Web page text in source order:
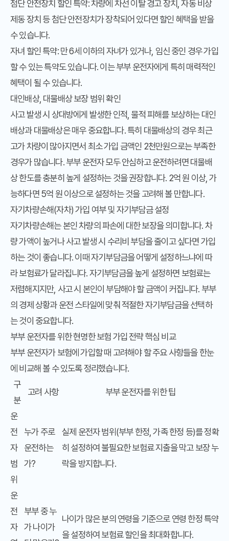
첨단 안전장치 할인 특약:차량에 차선 이탈 경고 장치, 자동 비상
제동 장치 등 첨단 안전장치가 장착되어 있다면 할인 혜택을 받을
수 있습니다.
자녀 할인 특약:만 6세 이하의 자녀가 있거나, 임신 중인 경우 가입
할 수 있는 특약도 있습니다. 이는 부부 운전자에게 특히 매력적인
혜택이 될 수 있습니다.
대인배상, 대물배상 보장 범위 확인
사고 발생 시 상대방에게 발생한 인적, 물적 피해를 보상하는 대인
배상과 대물배상은 매우 중요합니다. 특히 대물배상의 경우 최근
고가 차량이 많아지면서 최소 가입 금액인 2천만원으로는 부족한
경우가 많습니다. 부부 운전자 모두 안심하고 운전하려면 대물배
상 한도를 충분히 높게 설정하는 것을 권장합니다. 2억 원 이상, 가
능하다면 5억 원 이상으로 설정하는 것을 고려해 볼 만합니다.
자기차량손해(자차) 가입 여부 및 자기부담금 설정
자기차량손해는 본인 차량의 파손에 대한 보장을 의미합니다. 차
량 가액이 높거나 사고 발생 시 수리비 부담을 줄이고 싶다면 가입
하는 것이 좋습니다. 이때 자기부담금을 어떻게 설정하느냐에 따
라 보험료가 달라집니다. 자기부담금을 높게 설정하면 보험료는
저렴해지지만, 사고 시 본인이 부담해야 할 금액이 커집니다. 부부
의 경제 상황과 운전 스타일에 맞춰 적절한 자기부담금을 선택하
는 것이 중요합니다.
부부 운전자를 위한 현명한 보험 가입 전략 핵심 비교
부부 운전자가 보험에 가입할 때 고려해야 할 주요 사항들을 한눈
에 비교해 볼 수 있도록 정리했습니다.
구
분
고려 사항 부부 운전자를 위한 팁
운
전
자
범
위
누가 주로
운전하는
가?
실제 운전자 범위(부부 한정, 가족 한정 등)를 정확
히 설정하여 불필요한 보험료 지출을 막고 보장 누
락을 방지합니다.
운
전
자
부부 중 누
가 나이가
나이가 많은 분의 연령을 기준으로 연령 한정 특약
을 설정하여 보험료 할인을 최대화합니다.